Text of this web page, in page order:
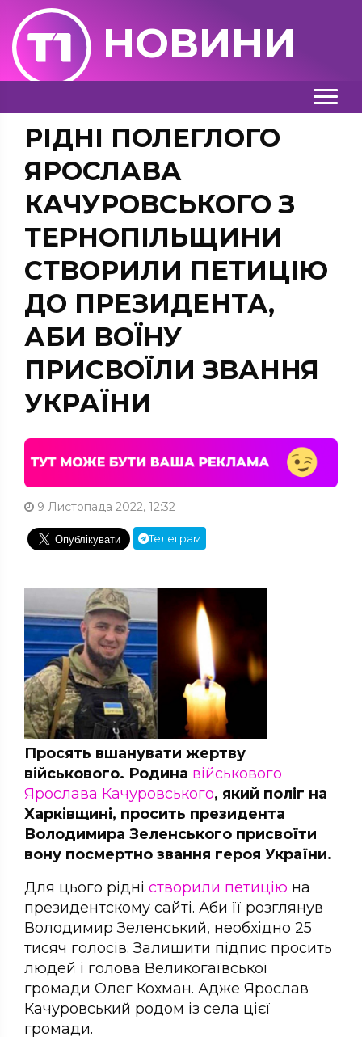
НОВИНИ
РІДНІ ПОЛЕГЛОГО
ЯРОСЛАВА
КАЧУРОВСЬКОГО З
ТЕРНОПІЛЬЩИНИ
СТВОРИЛИ ПЕТИЦІЮ
ДО ПРЕЗИДЕНТА,
АБИ ВОЇНУ
ПРИСВОЇЛИ ЗВАННЯ
УКРАЇНИ
9 Листопада 2022, 12:32
Телеграм
Просять вшанувати жертву
військового. Родина військового
Ярослава Качуровського, який поліг на
Харківщині, просить президента
Володимира Зеленського присвоїти
вону посмертно звання героя України.
Для цього рідні створили петицію на
президентскому сайті. Аби її розглянув
Володимир Зеленський, необхідно 25
тисяч голосів. Залишити підпис просить
людей і голова Великогаївської
громади Олег Кохман. Адже Ярослав
Качуровський родом із села цієї
громади.